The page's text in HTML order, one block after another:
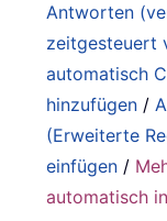
Antworten
zeitgesteuert
automatisch
hinzufügen /
(Erweiterte
einfügen /
automatisch